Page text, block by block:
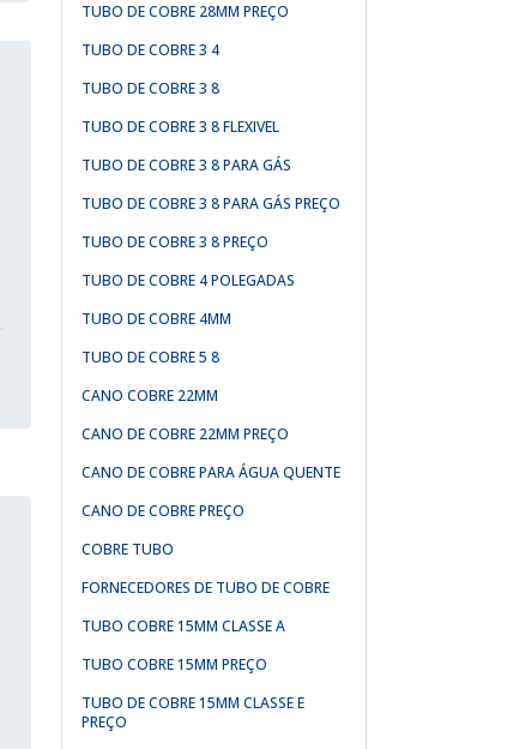
TUBO DE COBRE 28MM PREÇO
TUBO DE COBRE 3 4
TUBO DE COBRE 3 8
TUBO DE COBRE 3 8 FLEXIVEL
TUBO DE COBRE 3 8 PARA GÁS
TUBO DE COBRE 3 8 PARA GÁS PREÇO
TUBO DE COBRE 3 8 PREÇO
TUBO DE COBRE 4 POLEGADAS
TUBO DE COBRE 4MM
TUBO DE COBRE 5 8
CANO COBRE 22MM
CANO DE COBRE 22MM PREÇO
CANO DE COBRE PARA ÁGUA QUENTE
CANO DE COBRE PREÇO
COBRE TUBO
FORNECEDORES DE TUBO DE COBRE
TUBO COBRE 15MM CLASSE A
TUBO COBRE 15MM PREÇO
TUBO DE COBRE 15MM CLASSE E
PREÇO